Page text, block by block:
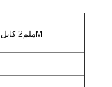
0.20ملم2 كابل إنذار أمني موصل نحاس صلب غير محمي بطول 100M